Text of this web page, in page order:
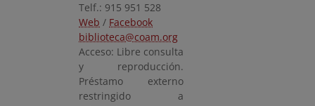
Telf.: 915 951 528
Web / Facebook
biblioteca@coam.org
Acceso: Libre consulta
y reproducción.
Préstamo externo
restringido a